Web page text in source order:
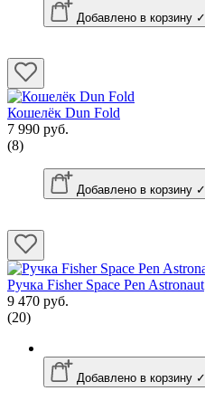
Добавлено в корзину ✓
Кошелёк Dun Fold
7 990 руб.
(8)
Добавлено в корзину ✓
Ручка Fisher Space Pen Astronaut
9 470 руб.
(20)
Добавлено в корзину ✓